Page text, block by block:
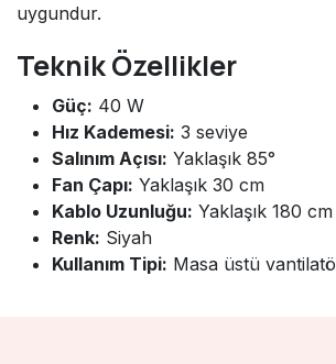
uygundur.
Teknik Özellikler
Güç: 40 W
Hız Kademesi: 3 seviye
Salınım Açısı: Yaklaşık 85°
Fan Çapı: Yaklaşık 30 cm
Kablo Uzunluğu: Yaklaşık 180 cm
Renk: Siyah
Kullanım Tipi: Masa üstü vantilatö